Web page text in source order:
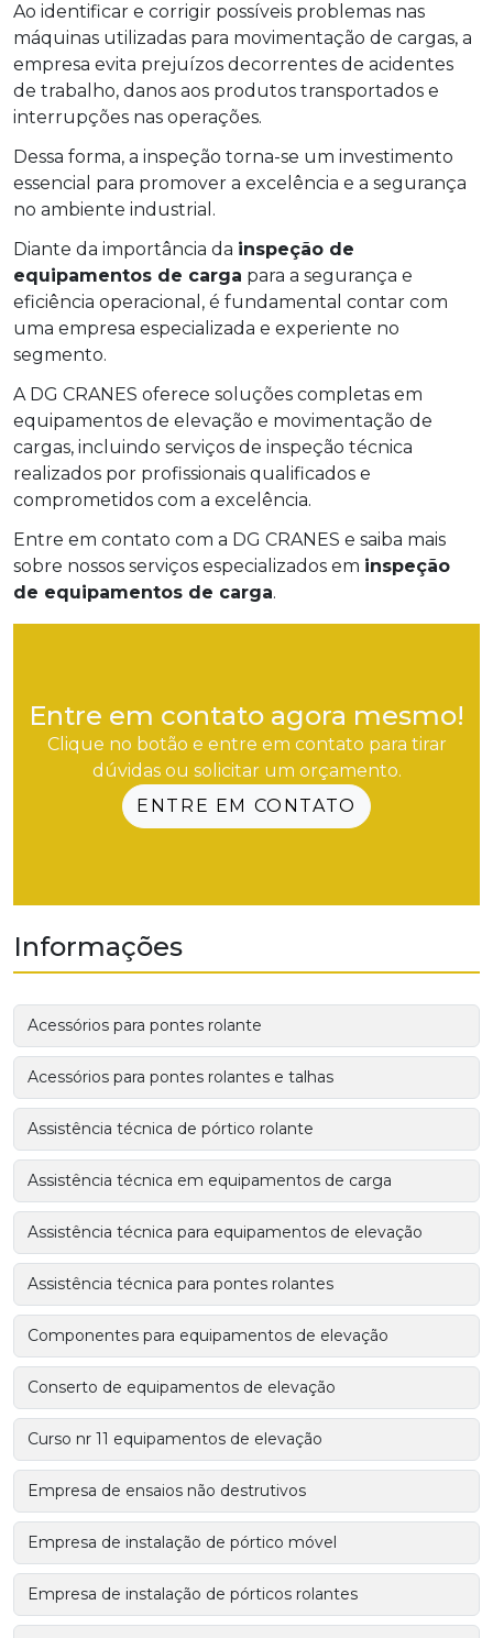
Ao identificar e corrigir possíveis problemas nas
máquinas utilizadas para movimentação de cargas, a
empresa evita prejuízos decorrentes de acidentes
de trabalho, danos aos produtos transportados e
interrupções nas operações.
Dessa forma, a inspeção torna-se um investimento
essencial para promover a excelência e a segurança
no ambiente industrial.
Diante da importância da inspeção de
equipamentos de carga para a segurança e
eficiência operacional, é fundamental contar com
uma empresa especializada e experiente no
segmento.
A DG CRANES oferece soluções completas em
equipamentos de elevação e movimentação de
cargas, incluindo serviços de inspeção técnica
realizados por profissionais qualificados e
comprometidos com a excelência.
Entre em contato com a DG CRANES e saiba mais
sobre nossos serviços especializados em inspeção
de equipamentos de carga.
Entre em contato agora mesmo!
Clique no botão e entre em contato para tirar
dúvidas ou solicitar um orçamento.
ENTRE EM CONTATO
Informações
Acessórios para pontes rolante
Acessórios para pontes rolantes e talhas
Assistência técnica de pórtico rolante
Assistência técnica em equipamentos de carga
Assistência técnica para equipamentos de elevação
Assistência técnica para pontes rolantes
Componentes para equipamentos de elevação
Conserto de equipamentos de elevação
Curso nr 11 equipamentos de elevação
Empresa de ensaios não destrutivos
Empresa de instalação de pórtico móvel
Empresa de instalação de pórticos rolantes